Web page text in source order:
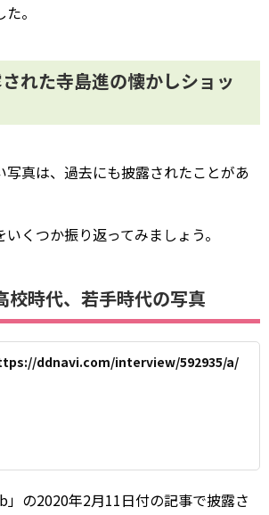
。
れた寺島進の懐かしショッ
写真は、過去にも披露されたことがあ
くつか振り返ってみましょう。
校時代、若手時代の写真
ddnavi.com/interview/592935/a/
」の2020年2月11日付の記事で披露さ